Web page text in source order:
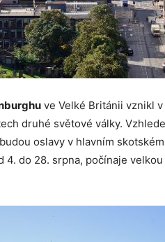
ve Velké Británii vznikl
druhé světové války.
oslavy v hlavním
4. do 28. srpna, počínaje